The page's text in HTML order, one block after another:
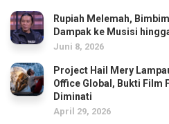
Rupiah Melemah,
Dampak ke Musisi
Juni 8, 2026
Project Hail Mery
Office Global, Bukti Film
Diminati
April 29, 2026